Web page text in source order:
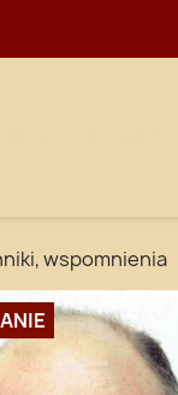
wspomnienia